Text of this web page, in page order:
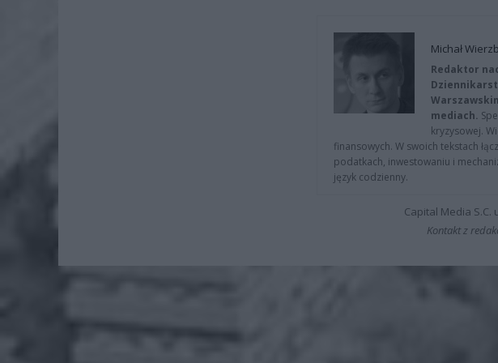
Michał
Redaktor
mediach.
kryzysowej.
finansowych. W swoich tekstach
podatkach, inwestowaniu i
język codzienny.
Capital Media S.C.
Kontakt z